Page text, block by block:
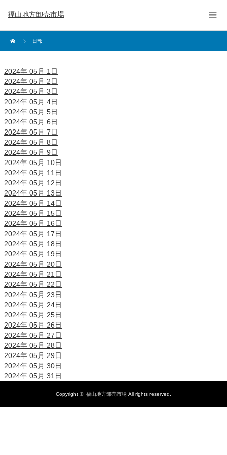
福山地方卸売市場
日報
2024年 05月 1日
2024年 05月 2日
2024年 05月 3日
2024年 05月 4日
2024年 05月 5日
2024年 05月 6日
2024年 05月 7日
2024年 05月 8日
2024年 05月 9日
2024年 05月 10日
2024年 05月 11日
2024年 05月 12日
2024年 05月 13日
2024年 05月 14日
2024年 05月 15日
2024年 05月 16日
2024年 05月 17日
2024年 05月 18日
2024年 05月 19日
2024年 05月 20日
2024年 05月 21日
2024年 05月 22日
2024年 05月 23日
2024年 05月 24日
2024年 05月 25日
2024年 05月 26日
2024年 05月 27日
2024年 05月 28日
2024年 05月 29日
2024年 05月 30日
2024年 05月 31日
Copyright © 福山地方卸売市場 All rights reserved.